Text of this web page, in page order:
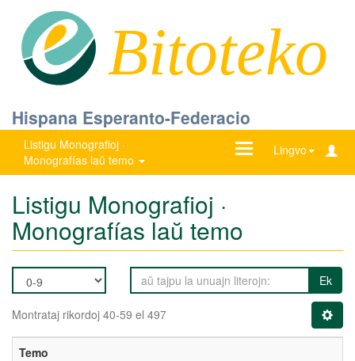
Bitoteko
Hispana Esperanto-Federacio
Listigu Monografioj ·
Monografías laŭ temo
Lingvo
Ŝanĝu
Listigu Monografioj ·
Monografías laŭ temo
Ek
Montrataj rikordoj 40-59 el 497
Temo